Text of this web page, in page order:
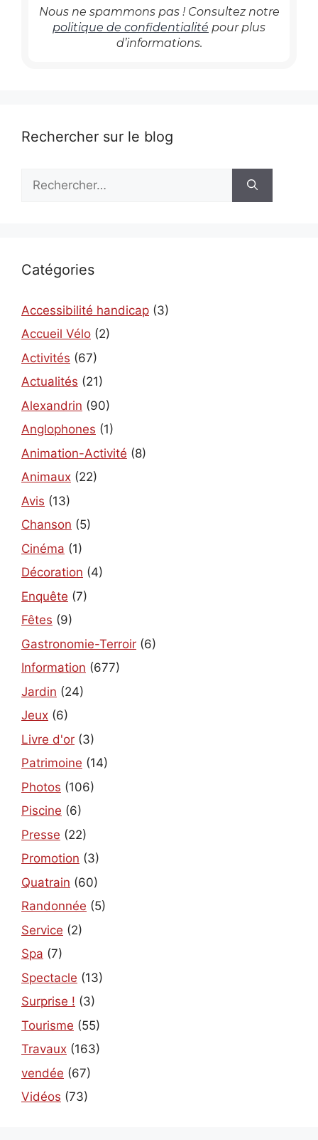
Nous ne spammons pas ! Consultez notre
politique de confidentialité pour plus
d’informations.
Rechercher sur le blog
Catégories
Accessibilité handicap (3)
Accueil Vélo (2)
Activités (67)
Actualités (21)
Alexandrin (90)
Anglophones (1)
Animation-Activité (8)
Animaux (22)
Avis (13)
Chanson (5)
Cinéma (1)
Décoration (4)
Enquête (7)
Fêtes (9)
Gastronomie-Terroir (6)
Information (677)
Jardin (24)
Jeux (6)
Livre d'or (3)
Patrimoine (14)
Photos (106)
Piscine (6)
Presse (22)
Promotion (3)
Quatrain (60)
Randonnée (5)
Service (2)
Spa (7)
Spectacle (13)
Surprise ! (3)
Tourisme (55)
Travaux (163)
vendée (67)
Vidéos (73)